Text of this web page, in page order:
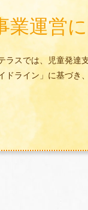
業運営
ラスでは、児童発達
ドライン」に基づき